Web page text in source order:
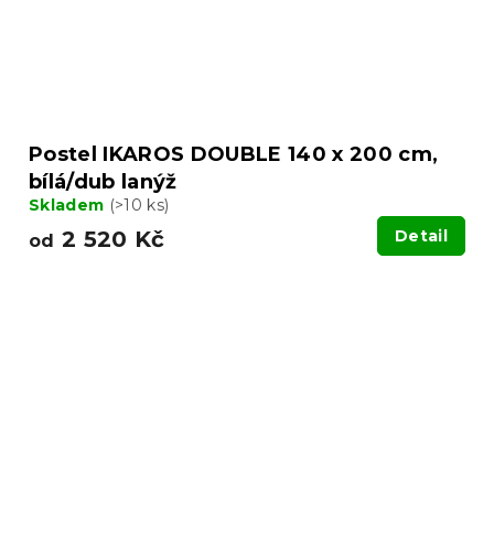
Postel IKAROS DOUBLE 140 x 200 cm,
bílá/dub lanýž
Skladem (>10 ks)
od 2 520 Kč Detail